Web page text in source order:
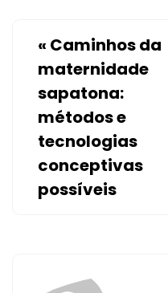
« Caminhos da
maternidade
sapatona:
métodos e
tecnologias
conceptivas
possíveis